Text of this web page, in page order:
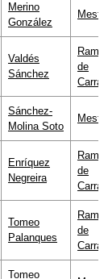
Merino
González
Valdés
Sánchez
de
Sánchez-
Molina Soto
Enríquez
Negreira
de
Tomeo
Palanques
de
Tomeo